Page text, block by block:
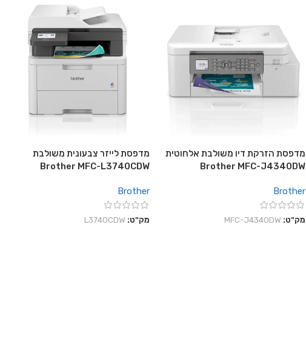
מדפסת הזרקת דיו משולבת אלחוטית
Brother MFC-J4340DW
Brother
מק"ט: ‎MFC-J4340DW
מדפסת לייזר צבעונית משולבת
Brother MFC-L3740CDW
Brother
מק"ט: L3740CDW